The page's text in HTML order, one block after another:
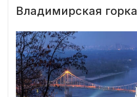
Владимирская горка